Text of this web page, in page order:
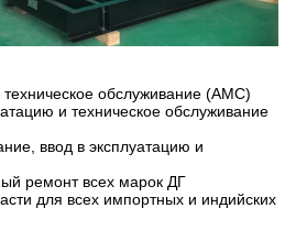
техническое обслуживание (AMC)
и техническое обслуживание
ввод в эксплуатацию и
ремонт всех марок ДГ
для всех импортных и индийских